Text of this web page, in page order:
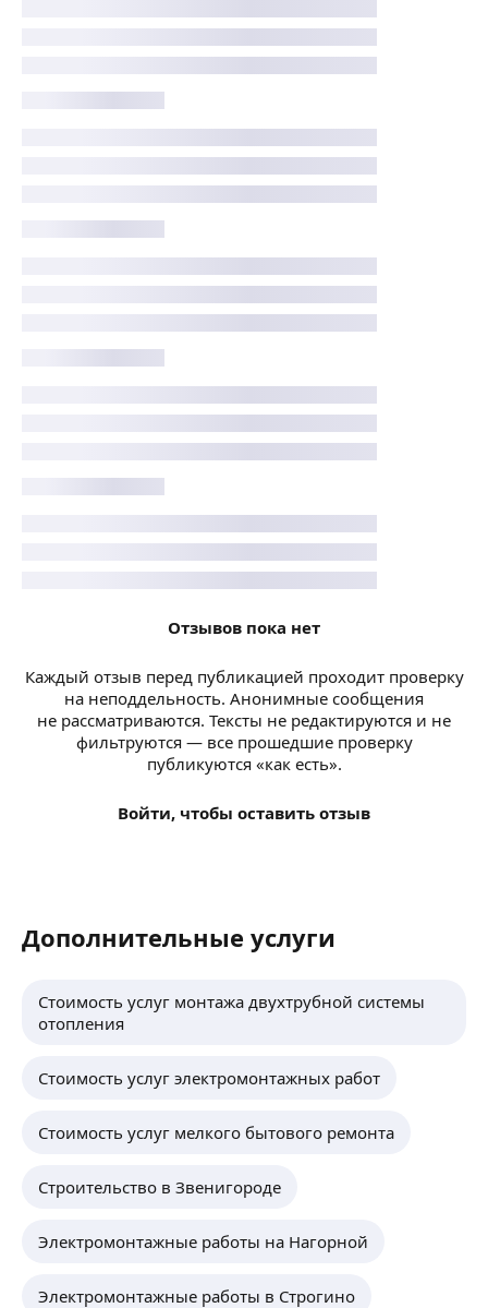
Отзывов пока нет
Каждый отзыв перед публикацией проходит проверку
на неподдельность. Анонимные сообщения
не рассматриваются. Тексты не редактируются и не
фильтруются — все прошедшие проверку
публикуются «как есть».
Войти, чтобы оставить отзыв
Дополнительные услуги
Стоимость услуг монтажа двухтрубной системы
отопления
Стоимость услуг электромонтажных работ
Стоимость услуг мелкого бытового ремонта
Строительство в Звенигороде
Электромонтажные работы на Нагорной
Электромонтажные работы в Строгино